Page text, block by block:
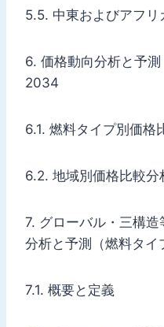
5.5. 中東およびアフリ
6. 価格動向分析と予
2034
6.1. 燃料タイプ別価格
6.2. 地域別価格比較分
7. グローバル・三構
分析と予測（燃料タ
7.1. 概要と定義